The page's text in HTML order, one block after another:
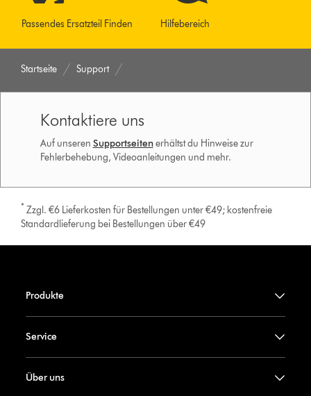
Passendes Ersatzteil Finden Hilfebereich
Startseite Support
Kontaktiere uns
Auf unseren Supportseiten erhältst du Hinweise zur
Fehlerbehebung, Videoanleitungen und mehr.
* Zzgl. €6 Lieferkosten für Bestellungen unter €49; kostenfreie
Standardlieferung bei Bestellungen über €49
Produkte
Service
Über uns